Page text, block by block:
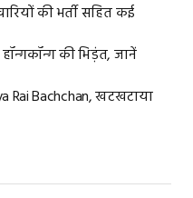
की भर्ती सहित कई
की भिड़ंत, जानें
Rai Bachchan, खटखटाया